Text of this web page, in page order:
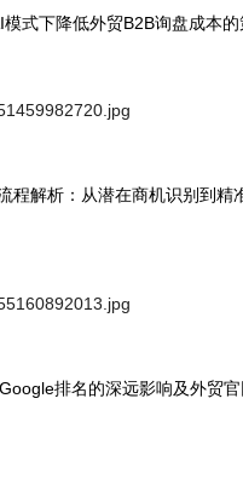
式下降低外贸B2B询盘成本的
程解析：从潜在商机识别到精
排名的深远影响及外贸